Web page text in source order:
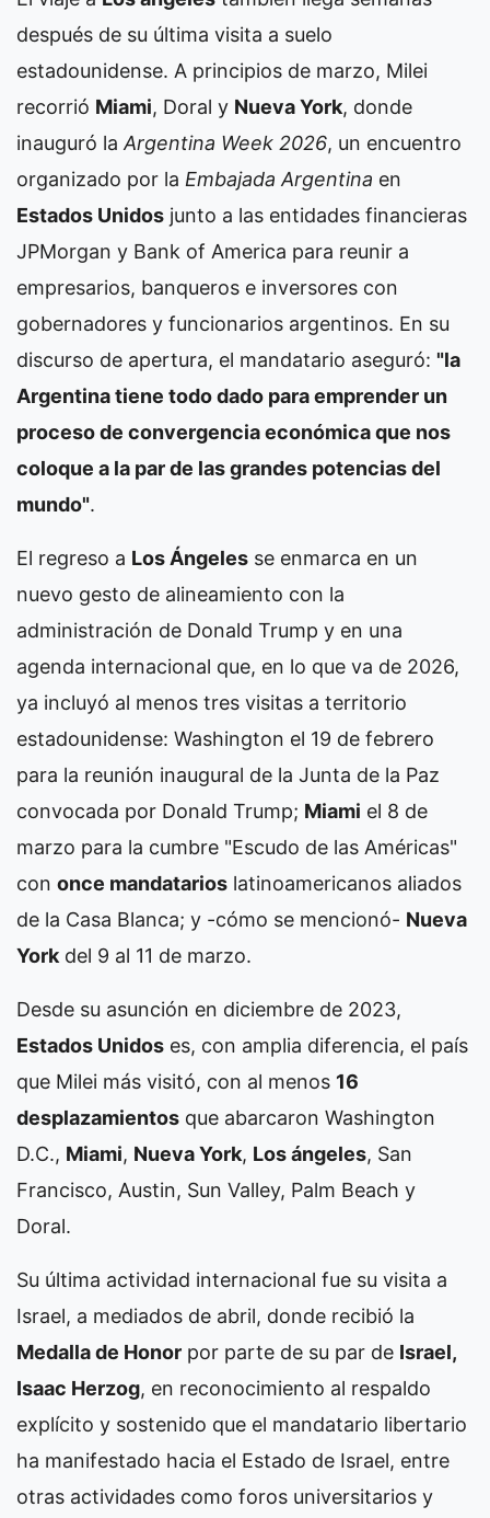
después de su última visita a suelo
estadounidense. A principios de marzo, Milei
recorrió Miami, Doral y Nueva York, donde
inauguró la Argentina Week 2026, un encuentro
organizado por la Embajada Argentina en
Estados Unidos junto a las entidades financieras
JPMorgan y Bank of America para reunir a
empresarios, banqueros e inversores con
gobernadores y funcionarios argentinos. En su
discurso de apertura, el mandatario aseguró: "la
Argentina tiene todo dado para emprender un
proceso de convergencia económica que nos
coloque a la par de las grandes potencias del
mundo".
El regreso a Los Ángeles se enmarca en un
nuevo gesto de alineamiento con la
administración de Donald Trump y en una
agenda internacional que, en lo que va de 2026,
ya incluyó al menos tres visitas a territorio
estadounidense: Washington el 19 de febrero
para la reunión inaugural de la Junta de la Paz
convocada por Donald Trump; Miami el 8 de
marzo para la cumbre "Escudo de las Américas"
con once mandatarios latinoamericanos aliados
de la Casa Blanca; y -cómo se mencionó- Nueva
York del 9 al 11 de marzo.
Desde su asunción en diciembre de 2023,
Estados Unidos es, con amplia diferencia, el país
que Milei más visitó, con al menos 16
desplazamientos que abarcaron Washington
D.C., Miami, Nueva York, Los ángeles, San
Francisco, Austin, Sun Valley, Palm Beach y
Doral.
Su última actividad internacional fue su visita a
Israel, a mediados de abril, donde recibió la
Medalla de Honor por parte de su par de Israel,
Isaac Herzog, en reconocimiento al respaldo
explícito y sostenido que el mandatario libertario
ha manifestado hacia el Estado de Israel, entre
otras actividades como foros universitarios y